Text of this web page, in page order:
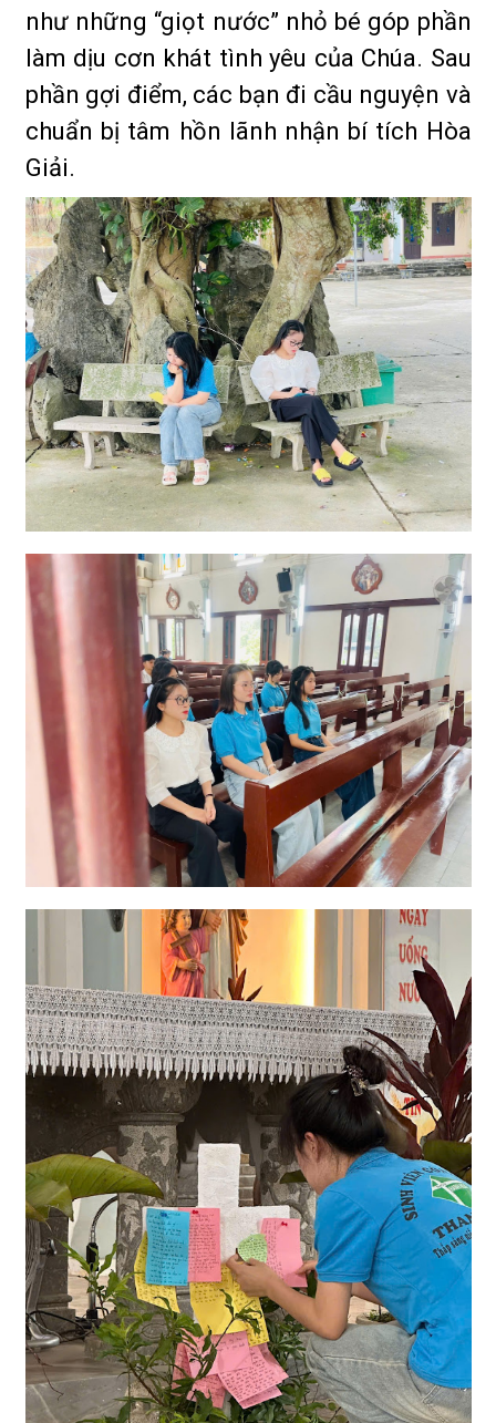
như những “giọt nước” nhỏ bé góp phần
làm dịu cơn khát tình yêu của Chúa. Sau
phần gợi điểm, các bạn đi cầu nguyện và
chuẩn bị tâm hồn lãnh nhận bí tích Hòa
Giải.